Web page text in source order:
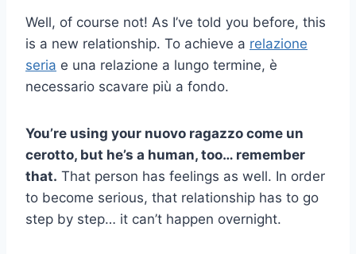
Well, of course not! As I’ve told you before, this
is a new relationship. To achieve a relazione
seria e una relazione a lungo termine, è
necessario scavare più a fondo.
You’re using your nuovo ragazzo come un
cerotto, but he’s a human, too… remember
that. That person has feelings as well. In order
to become serious, that relationship has to go
step by step… it can’t happen overnight.